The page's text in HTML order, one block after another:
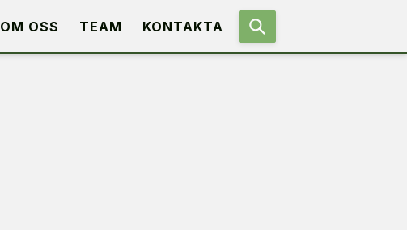
OM OSS TEAM KONTAKTA